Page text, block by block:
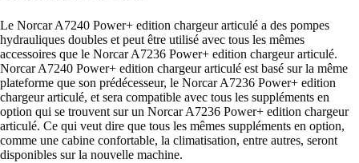
Le Norcar A7240 Power+ edition chargeur articulé a des pompes
hydrauliques doubles et peut être utilisé avec tous les mêmes
accessoires que le Norcar A7236 Power+ edition chargeur articulé.
Norcar A7240 Power+ edition chargeur articulé est basé sur la même
plateforme que son prédécesseur, le Norcar A7236 Power+ edition
chargeur articulé, et sera compatible avec tous les suppléments en
option qui se trouvent sur un Norcar A7236 Power+ edition chargeur
articulé. Ce qui veut dire que tous les mêmes suppléments en option,
comme une cabine confortable, la climatisation, entre autres, seront
disponibles sur la nouvelle machine.